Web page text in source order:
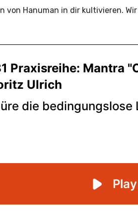
Hanuman in dir kultivieren.